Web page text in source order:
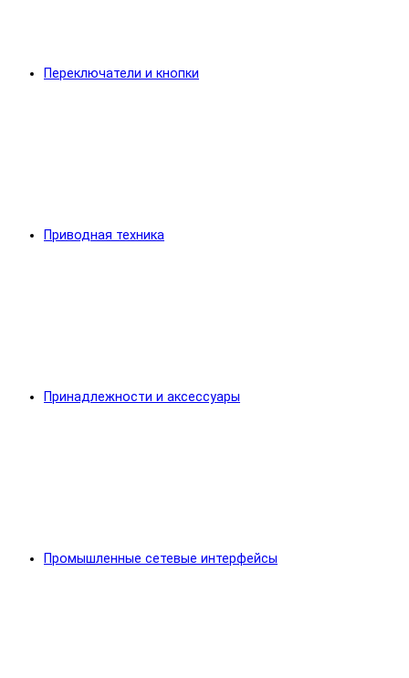
Переключатели и кнопки
Приводная техника
Принадлежности и аксессуары
Промышленные сетевые интерфейсы